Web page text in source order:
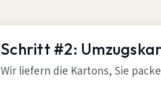
Schritt #2:
Wir liefern die Kartons, Sie